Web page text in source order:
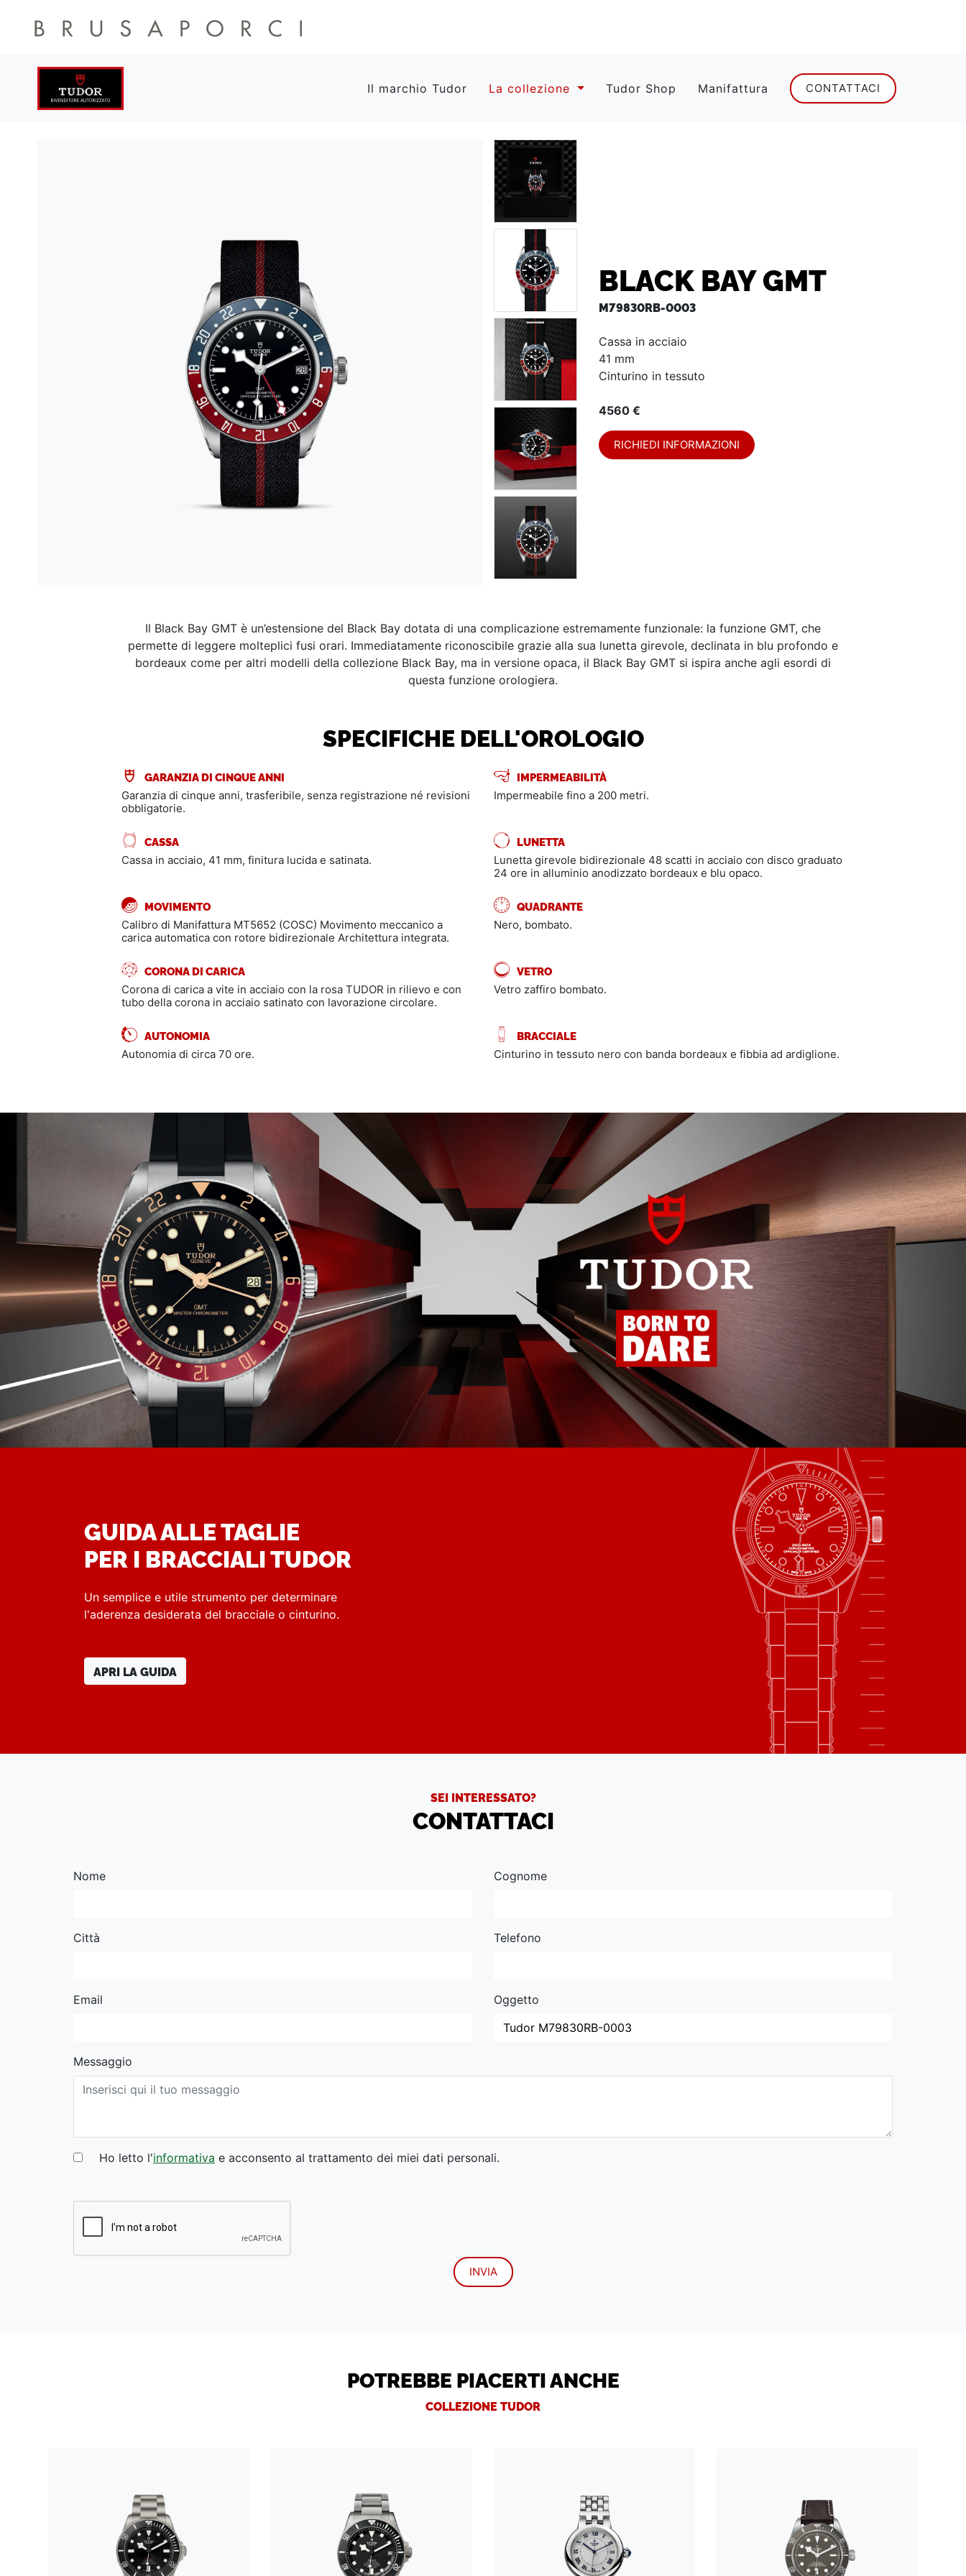
Il marchio Tudor La collezione Tudor Shop Manifattura CONTATTACI
BLACK BAY GMT
M79830RB-0003
Cassa in acciaio
41 mm
Cinturino in tessuto
4560 €
RICHIEDI INFORMAZIONI
Il Black Bay GMT è un’estensione del Black Bay dotata di una complicazione estremamente funzionale: la funzione GMT, che
permette di leggere molteplici fusi orari. Immediatamente riconoscibile grazie alla sua lunetta girevole, declinata in blu profondo e
bordeaux come per altri modelli della collezione Black Bay, ma in versione opaca, il Black Bay GMT si ispira anche agli esordi di
questa funzione orologiera.
SPECIFICHE DELL'OROLOGIO
GARANZIA DI CINQUE ANNI
Garanzia di cinque anni, trasferibile, senza registrazione né revisioni
obbligatorie.
IMPERMEABILITÀ
Impermeabile fino a 200 metri.
CASSA
Cassa in acciaio, 41 mm, finitura lucida e satinata.
LUNETTA
Lunetta girevole bidirezionale 48 scatti in acciaio con disco graduato
24 ore in alluminio anodizzato bordeaux e blu opaco.
MOVIMENTO
Calibro di Manifattura MT5652 (COSC) Movimento meccanico a
carica automatica con rotore bidirezionale Architettura integrata.
QUADRANTE
Nero, bombato.
CORONA DI CARICA
Corona di carica a vite in acciaio con la rosa TUDOR in rilievo e con
tubo della corona in acciaio satinato con lavorazione circolare.
VETRO
Vetro zaffiro bombato.
AUTONOMIA
Autonomia di circa 70 ore.
BRACCIALE
Cinturino in tessuto nero con banda bordeaux e fibbia ad ardiglione.
GUIDA ALLE TAGLIE
PER I BRACCIALI TUDOR
Un semplice e utile strumento per determinare
l'aderenza desiderata del bracciale o cinturino.
APRI LA GUIDA
SEI INTERESSATO?
CONTATTACI
Nome Cognome
Città Telefono
Email Oggetto
Messaggio
Ho letto l'informativa e acconsento al trattamento dei miei dati personali.
POTREBBE PIACERTI ANCHE
COLLEZIONE TUDOR